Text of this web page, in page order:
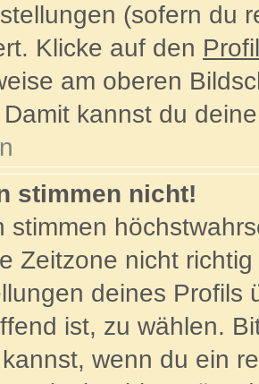
(sofern du
Klicke auf den Profil
am oberen
kannst du
stimmen nicht!
stimmen
Zeitzone nicht
deines Profils
ist, zu wählen.
wenn du ein